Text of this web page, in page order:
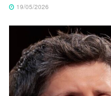
19/05/2026